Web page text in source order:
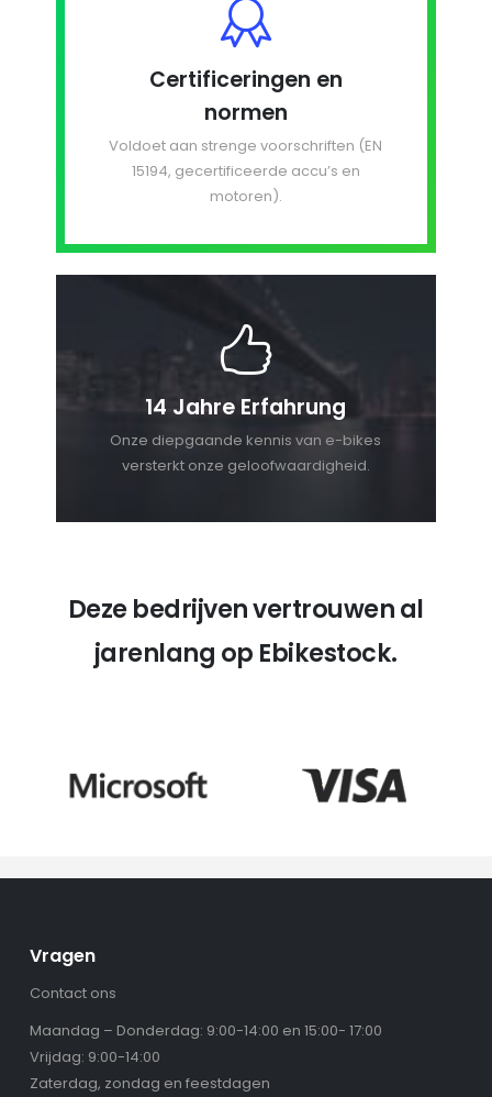
Certificeringen en
normen
Voldoet aan strenge voorschriften (EN
15194, gecertificeerde accu’s en
motoren).
14 Jahre Erfahrung
Onze diepgaande kennis van e-bikes
versterkt onze geloofwaardigheid.
Deze bedrijven vertrouwen al
jarenlang op Ebikestock.
Vragen
Contact ons
Maandag – Donderdag: 9:00-14:00 en 15:00- 17:00
Vrijdag: 9:00-14:00
Zaterdag, zondag en feestdagen